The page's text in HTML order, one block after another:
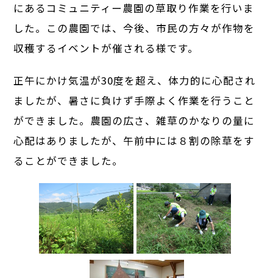
にあるコミュニティー農園の草取り作業を行いま
した。この農園では、今後、市民の方々が作物を
収穫するイベントが催される様です。
正午にかけ気温が30度を超え、体力的に心配され
ましたが、暑さに負けず手際よく作業を行うこと
ができました。農園の広さ、雑草のかなりの量に
心配はありましたが、午前中には８割の除草をす
ることができました。